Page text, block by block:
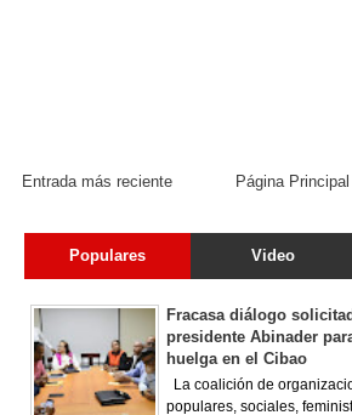
Entrada más reciente Página Principal
Populares Video
Fracasa diálogo
presidente Abinader
huelga en el Cibao
La coalición de
populares, sociales,